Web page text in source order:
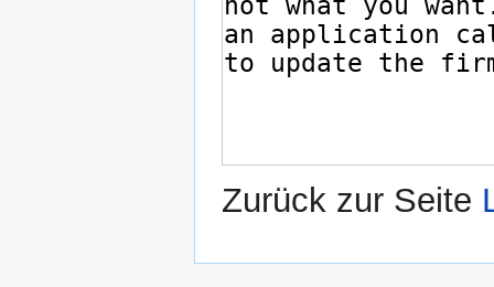
Zurück zur Seite